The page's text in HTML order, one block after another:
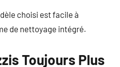
choisi est facile à
de nettoyage intégré.
Toujours Plus